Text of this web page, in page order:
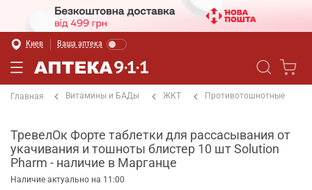
Киев Ваша аптека
Главная Витамины и БАДы ЖКТ Противотошнотные
ТревелОк Форте таблетки для рассасывания от
укачивания и тошноты блистер 10 шт Solution
Pharm - наличие в Марганце
Наличие актуально на 11:00